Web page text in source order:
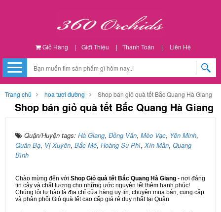
Giỏ Hàng | Giới Thiệu | Thanh Toán | Liên Hệ
Trang chủ hoa tươi đường Shop bán giỏ quà tết Bắc Quang Hà Giang
Shop bán giỏ quà tết Bắc Quang Hà Giang
Quận/Huyện tags: Hà Giang, Đồng Văn, Mèo Vạc, Yên Minh,
Quản Bạ, Vị Xuyên, Bắc Mê, Hoàng Su Phì, Xín Mần, Quang
Bình
Chào mừng đến với Shop Giỏ quà tết Bắc Quang Hà Giang - nơi đáng
tin cậy và chất lượng cho những ước nguyện tết thêm hạnh phúc!
Chúng tôi tự hào là địa chỉ cửa hàng uy tín, chuyên mua bán, cung cấp
và phân phối Giỏ quà tết cao cấp giá rẻ duy nhất tại Quận